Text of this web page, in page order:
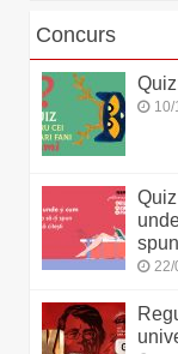
Concurs
22/